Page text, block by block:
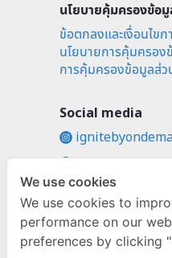
นโยบายคุ้มครองข้อ
ข้อตกลงและเงื่อนไขก
นโยบายการคุ้มครอ
การคุ้มครองข้อมูลส่
Social media
We use cookies
We use cookies to
performance on our
preferences by clicking